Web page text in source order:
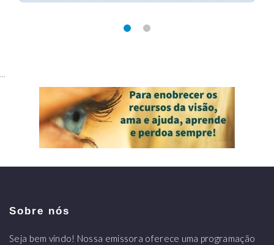
...
Sobre nós
Seja bem vindo! Nossa emissora oferece uma programação